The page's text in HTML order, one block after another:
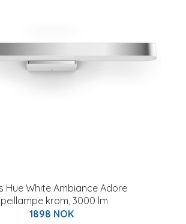
Hue White Ambiance Adore
krom, 3000 lm
1898 NOK